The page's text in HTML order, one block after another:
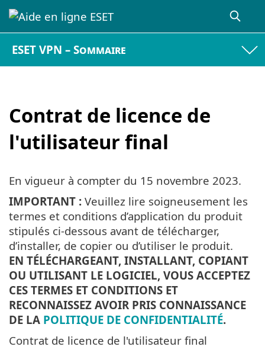
ESET VPN – Sommaire
Contrat de licence de
l'utilisateur final
En vigueur à compter du 15 novembre 2023.
IMPORTANT : Veuillez lire soigneusement les
termes et conditions d’application du produit
stipulés ci-dessous avant de télécharger,
d’installer, de copier ou d’utiliser le produit.
EN TÉLÉCHARGEANT, INSTALLANT, COPIANT
OU UTILISANT LE LOGICIEL, VOUS ACCEPTEZ
CES TERMES ET CONDITIONS ET
RECONNAISSEZ AVOIR PRIS CONNAISSANCE
DE LA POLITIQUE DE CONFIDENTIALITÉ.
Contrat de licence de l'utilisateur final